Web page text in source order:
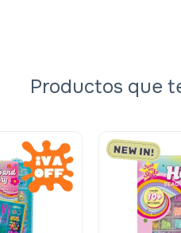
Productos que